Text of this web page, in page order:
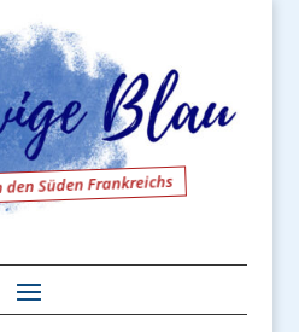
Süden Frankreichs